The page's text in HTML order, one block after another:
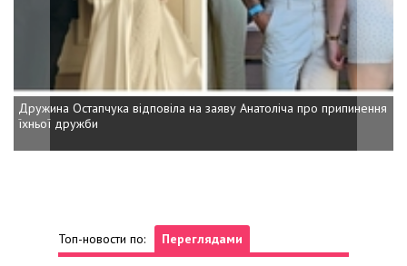
Дружина Остапчука відповіла на заяву Анатоліча про припинення
їхньої дружби
Топ-новости по: Переглядами